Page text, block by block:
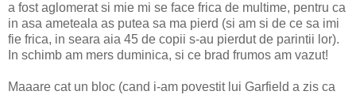
a fost aglomerat si mie mi se face frica de multime, pentru ca
in asa ameteala as putea sa ma pierd (si am si de ce sa imi
fie frica, in seara aia 45 de copii s-au pierdut de parintii lor).
In schimb am mers duminica, si ce brad frumos am vazut!
Maaare cat un bloc (cand i-am povestit lui Garfield a zis ca